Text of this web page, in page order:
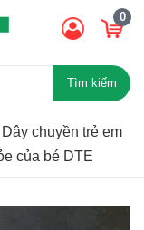
0
Tìm kiếm
Dây chuyền trẻ em
của bé DTE